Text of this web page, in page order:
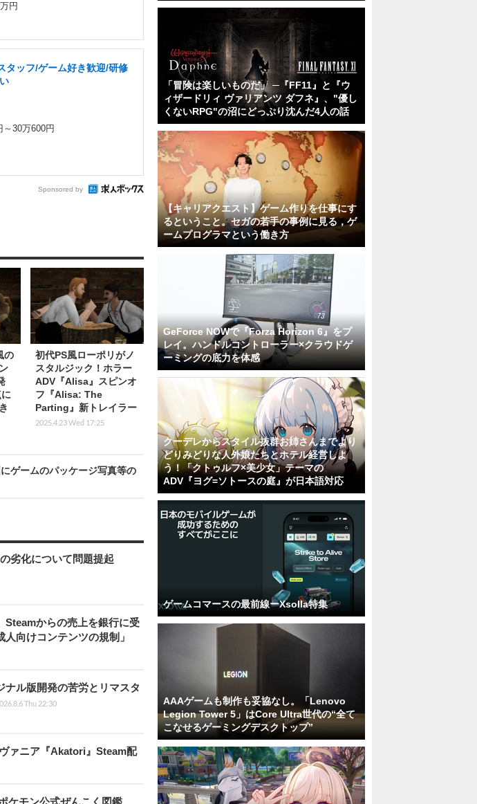
円
タッフ/ゲーム好き歓迎/研修
～30万600円
Sponsored by
の
初代PS風ローポリがノ
スタルジック！ホラー
ADV『Alisa』スピンオ
フ『Alisa: The
Parting』新トレイラー
2025.4.23 Wed 17:25
ゲームのパッケージ写真等の
劣化について問題提起
Steamからの売上を銀行に受
向けコンテンツの規制」
ル版開発の苦労とリマスタ
Thu 22:30
ァニア『Akatori』Steam配
「冒険は楽しいものだ」 ─『FF11』と『ウ
ィザードリィ ヴァリアンツ ダフネ』、"優し
くないRPG"の沼にどっぷり沈んだ4人の話
【キャリアクエスト】ゲーム作りを仕事にす
るということ。セガの若手の事例に見る，ゲ
ームプログラマという働き方
GeForce NOWで『Forza Horizon 6』をプ
レイ。ハンドルコントローラー×クラウドゲ
ーミングの底力を体感
クーデレからスタイル抜群お姉さんまでより
どりみどりな人外娘たちとホテル経営しよ
う！「クトゥルフ×美少女」テーマの
ADV『ヨグ=ソトースの庭』が日本語対応
ゲームコマースの最前線ーXsolla特集
AAAゲームも制作も妥協なし。「Lenovo
Legion Tower 5」はCore Ultra世代の“全て
こなせるゲーミングデスクトップ”